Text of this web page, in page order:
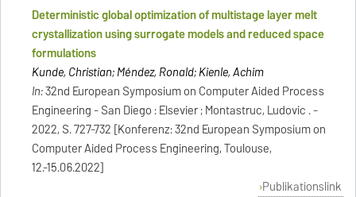
Deterministic global optimization of multistage layer melt
crystallization using surrogate models and reduced space
formulations
Kunde, Christian; Méndez, Ronald; Kienle, Achim
In:32nd European Symposium on Computer Aided Process
Engineering - San Diego : Elsevier ; Montastruc, Ludovic . -
2022, S. 727-732 [Konferenz: 32nd European Symposium on
Computer Aided Process Engineering, Toulouse,
12.-15.06.2022]
Publikationslink